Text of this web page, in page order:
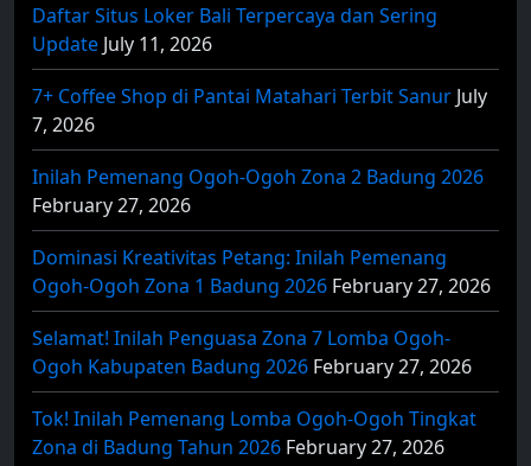
Daftar Situs Loker Bali Terpercaya dan Sering
Update July 11, 2026
7+ Coffee Shop di Pantai Matahari Terbit Sanur July
7, 2026
Inilah Pemenang Ogoh-Ogoh Zona 2 Badung 2026
February 27, 2026
Dominasi Kreativitas Petang: Inilah Pemenang
Ogoh-Ogoh Zona 1 Badung 2026 February 27, 2026
Selamat! Inilah Penguasa Zona 7 Lomba Ogoh-
Ogoh Kabupaten Badung 2026 February 27, 2026
Tok! Inilah Pemenang Lomba Ogoh-Ogoh Tingkat
Zona di Badung Tahun 2026 February 27, 2026